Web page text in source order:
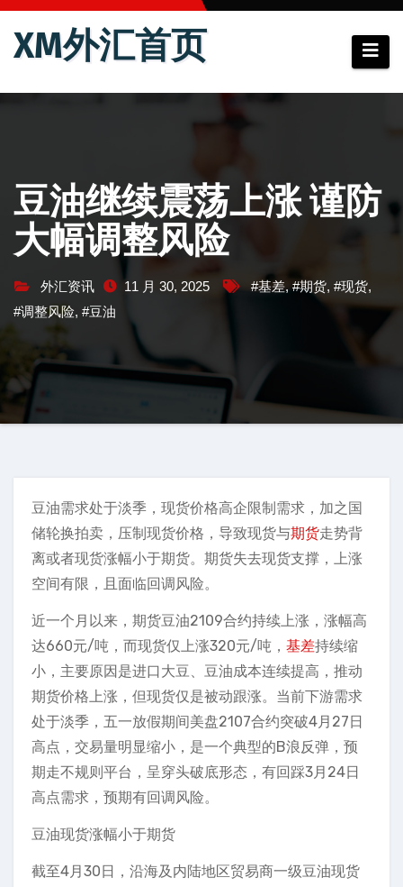
跳
XM外汇首页
豆油继续震荡上涨 谨防
大幅调整风险
外汇资讯 11 月 30, 2025 #基差, #期货, #现货,
#调整风险, #豆油
豆油需求处于淡季，现货价格高企限制需求，加之国
储轮换拍卖，压制现货价格，导致现货与期货走势背
离或者现货涨幅小于期货。期货失去现货支撑，上涨
空间有限，且面临回调风险。
近一个月以来，期货豆油2109合约持续上涨，涨幅高
达660元/吨，而现货仅上涨320元/吨， 基差持续缩
小，主要原因是进口大豆、豆油成本连续提高，推动
期货价格上涨，但现货仅是被动跟涨。当前下游需求
处于淡季，五一放假期间美盘2107合约突破4月27日
高点，交易量明显缩小，是一个典型的B浪反弹，预
期走不规则平台，呈穿头破底形态，有回踩3月24日
高点需求，预期有回调风险。
豆油现货涨幅小于期货
截至4月30日，沿海及内陆地区贸易商一级豆油现货